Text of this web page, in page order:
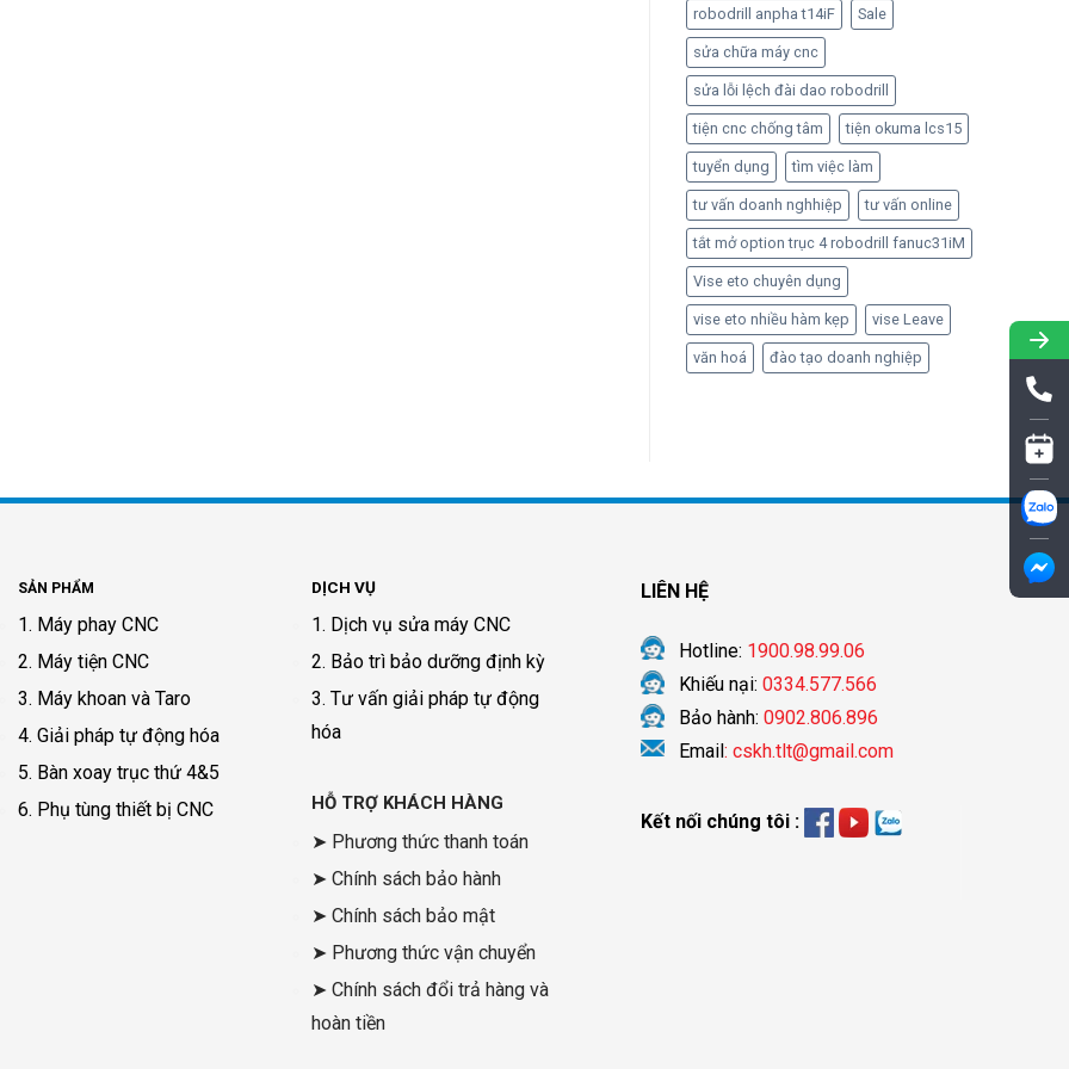
robodrill anpha t14iF Sale
sửa chữa máy cnc
sửa lỗi lệch đài dao robodrill
tiện cnc chống tâm tiện okuma lcs15
tuyển dụng tìm việc làm
tư vấn doanh nghhiệp tư vấn online
tắt mở option trục 4 robodrill fanuc31iM
Vise eto chuyên dụng
vise eto nhiều hàm kẹp vise Leave
văn hoá đào tạo doanh nghiệp
SẢN PHẨM
1. Máy phay CNC
2. Máy tiện CNC
3. Máy khoan và Taro
4. Giải pháp tự động hóa
5. Bàn xoay trục thứ 4&5
6. Phụ tùng thiết bị CNC
DỊCH VỤ
1. Dịch vụ sửa máy CNC
2. Bảo trì bảo dưỡng định kỳ
3. Tư vấn giải pháp tự động
hóa
HỖ TRỢ KHÁCH HÀNG
➤ Phương thức thanh toán
➤ Chính sách bảo hành
➤ Chính sách bảo mật
➤ Phương thức vận chuyển
➤ Chính sách đổi trả hàng và
hoàn tiền
LIÊN HỆ
Hotline: 1900.98.99.06
Khiếu nại:0334.577.566
Bảo hành:0902.806.896
Email: cskh.tlt@gmail.com
Kết nối chúng tôi :